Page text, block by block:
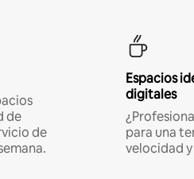
de
de
Espacios
digitales
para una
velocidad